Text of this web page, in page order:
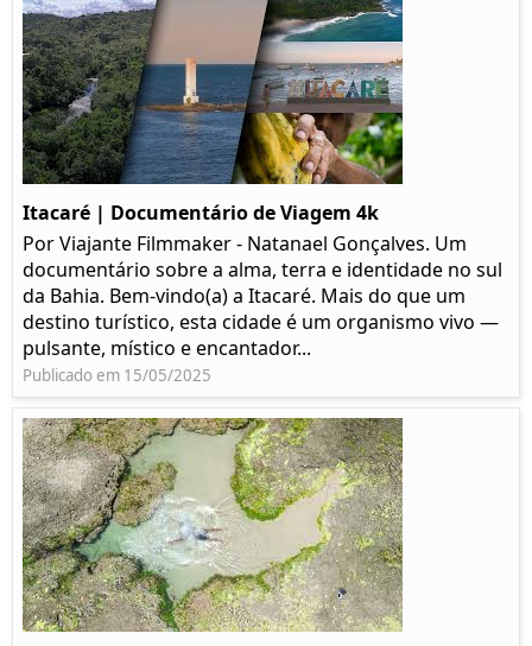
Itacaré | Documentário de Viagem 4k
Por Viajante Filmmaker - Natanael Gonçalves. Um
documentário sobre a alma, terra e identidade no sul
da Bahia. Bem-vindo(a) a Itacaré. Mais do que um
destino turístico, esta cidade é um organismo vivo —
pulsante, místico e encantador...
Publicado em 15/05/2025